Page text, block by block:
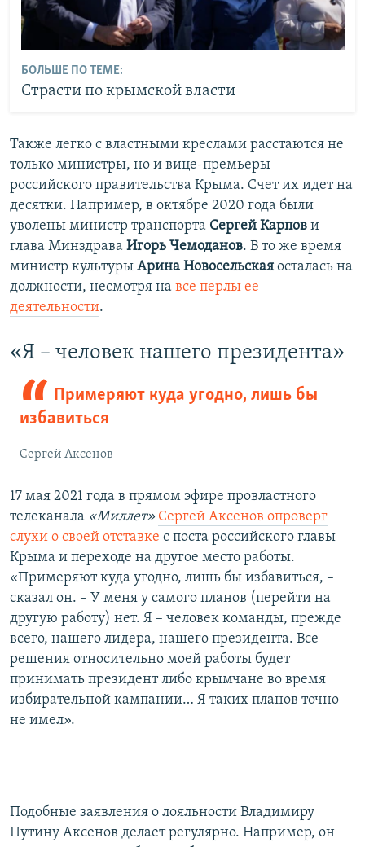
БОЛЬШЕ ПО ТЕМЕ:
Страсти по крымской власти
Также легко с властными креслами расстаются не
только министры, но и вице-премьеры
российского правительства Крыма. Счет их идет на
десятки. Например, в октябре 2020 года были
уволены министр транспорта Сергей Карпов и
глава Минздрава Игорь Чемоданов. В то же время
министр культуры Арина Новосельская осталась на
должности, несмотря на все перлы ее
деятельности.
«Я – человек нашего президента»
Примеряют куда угодно, лишь бы
избавиться
Сергей Аксенов
17 мая 2021 года в прямом эфире провластного
телеканала «Миллет» Сергей Аксенов опроверг
слухи о своей отставке с поста российского главы
Крыма и переходе на другое место работы.
«Примеряют куда угодно, лишь бы избавиться, –
сказал он. – У меня у самого планов (перейти на
другую работу) нет. Я – человек команды, прежде
всего, нашего лидера, нашего президента. Все
решения относительно моей работы будет
принимать президент либо крымчане во время
избирательной кампании… Я таких планов точно
не имел».
Подобные заявления о лояльности Владимиру
Путину Аксенов делает регулярно. Например, он